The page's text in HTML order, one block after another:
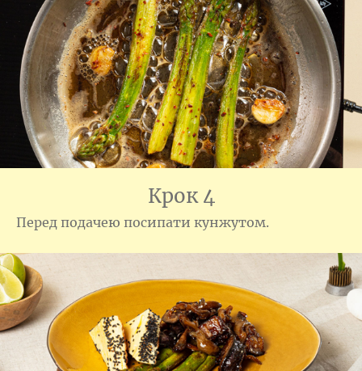
Крок 4
Перед подачею посипати кунжутом.